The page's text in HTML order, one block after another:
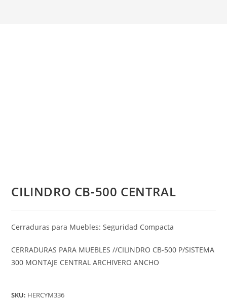
CILINDRO CB-500 CENTRAL
Cerraduras para Muebles: Seguridad Compacta
CERRADURAS PARA MUEBLES //CILINDRO CB-500 P/SISTEMA
300 MONTAJE CENTRAL ARCHIVERO ANCHO
SKU: HERCYM336